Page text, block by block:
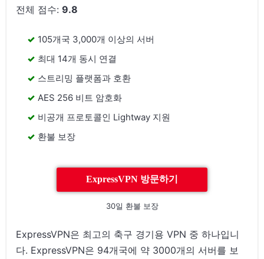
전체 점수:9.8
105개국 3,000개 이상의 서버
최대 14개 동시 연결
스트리밍 플랫폼과 호환
AES 256 비트 암호화
비공개 프로토콜인 Lightway 지원
환불 보장
ExpressVPN 방문하기
30일 환불 보장
ExpressVPN은 최고의 축구 경기용 VPN 중 하나입니
다. ExpressVPN은 94개국에 약 3000개의 서버를 보